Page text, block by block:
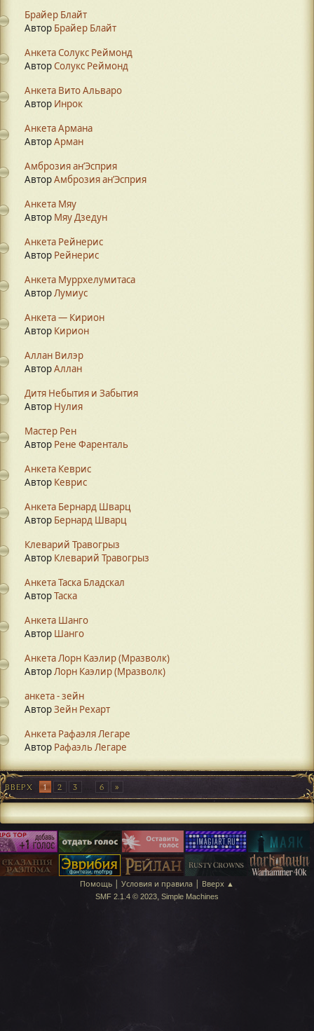
Брайер Блайт
Автор Брайер Блайт
Анкета Солукс Реймонд
АвторСолукс Реймонд
Анкета Вито Альваро
Автор Инрок
Анкета Армана
АвторАрман
Амброзия ан’Эсприя
АвторАмброзия ан’Эсприя
Анкета Мяу
Автор Мяу Дзедун
Анкета Рейнерис
Автор Рейнерис
Анкета Муррхелумитаса
АвторЛумиус
Анкета — Кирион
Автор Кирион
Аллан Вилэр
АвторАллан
Дитя Небытия и Забытия
Автор Нулия
Мастер Рен
Автор Рене Фаренталь
Анкета Кеврис
Автор Кеврис
Анкета Бернард Шварц
Автор Бернард Шварц
Клеварий Травогрыз
Автор Клеварий Травогрыз
Анкета Таска Бладскал
АвторТаска
Анкета Шанго
Автор Шанго
Анкета Лорн Каэлир (Мразволк)
АвторЛорн Каэлир (Мразволк)
анкета - зейн
АвторЗейн Рехарт
Анкета Рафаэля Легаре
Автор Рафаэль Легаре
ВВЕРХ 1 2 3 6
Помощь | Условия и правила | Вверх ▲
SMF 2.1.4 © 2023, Simple Machines